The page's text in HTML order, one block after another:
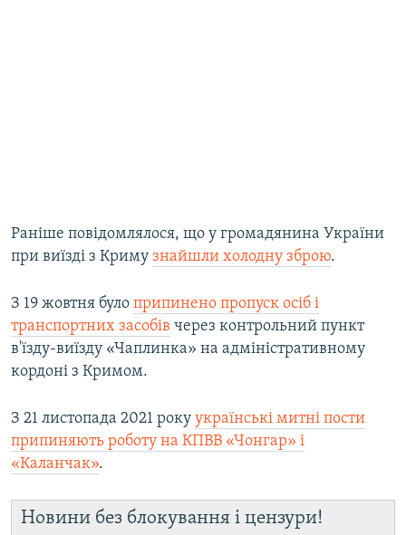
Раніше повідомлялося, що у громадянина України
при виїзді з Криму знайшли холодну зброю.
З 19 жовтня було припинено пропуск осіб і
транспортних засобів через контрольний пункт
в'їзду-виїзду «Чаплинка» на адміністративному
кордоні з Кримом.
З 21 листопада 2021 року українські митні пости
припиняють роботу на КПВВ «Чонгар» і
«Каланчак».
Новини без блокування і цензури!